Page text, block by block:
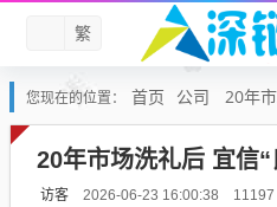
繁
您现在的位置： 首页 公司 20年
20年市场洗礼后 宜信“
访客 2026-06-23 16:00:38 11197